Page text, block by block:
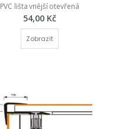
PVC lišta vnější otevřená
54,00 Kč
Zobrazit